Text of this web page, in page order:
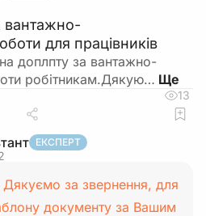
вантажно-
для працівників
доплпту за вантажно-
робітникам.Дякую…
13
ЕКСПЕРТ
за звернення, для
документу за Вашим